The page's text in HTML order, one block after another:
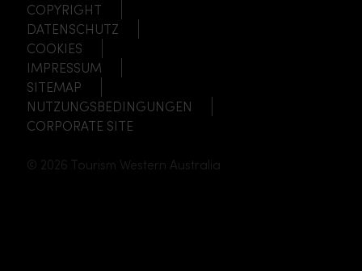
COPYRIGHT
DATENSCHUTZ
COOKIES
IMPRESSUM
SITEMAP
NUTZUNGSBEDINGUNGEN
CORPORATE SITE
© 2026 Tourism Western Australia